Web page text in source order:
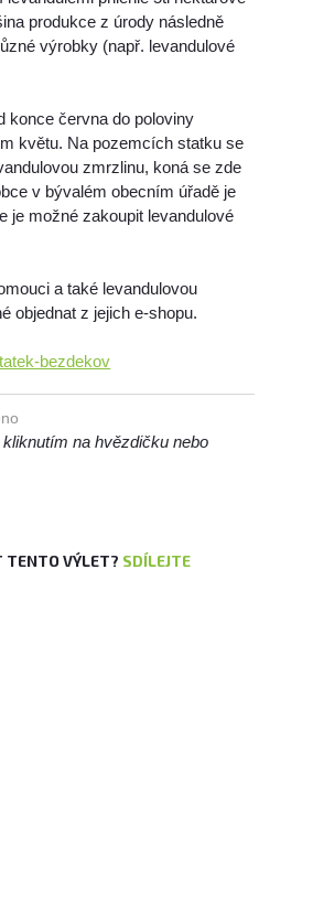
produkce z úrody následně
výrobky (např. levandulové
konce června do poloviny
květu. Na pozemcích statku se
zmrzlinu, koná se zde
v bývalém obecním úřadě je
je možné zakoupit levandulové
a také levandulovou
objednat z jejich e-shopu.
bezdekov
na hvězdičku nebo
TENTO VÝLET? SDÍLEJTE